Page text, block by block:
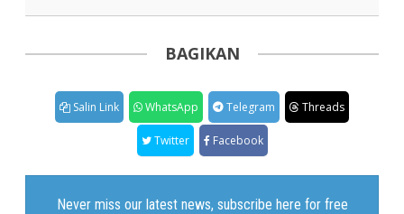
BAGIKAN
Salin Link WhatsApp Telegram Threads
Twitter Facebook